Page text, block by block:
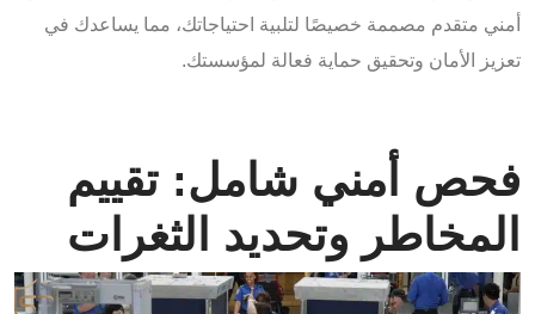
أمني متقدم مصممة خصيصًا لتلبية احتياجاتك، مما يساعدك في
تعزيز الأمان وتحقيق حماية فعالة لمؤسستك.
فحص أمني شامل: تقييم
المخاطر وتحديد الثغرات